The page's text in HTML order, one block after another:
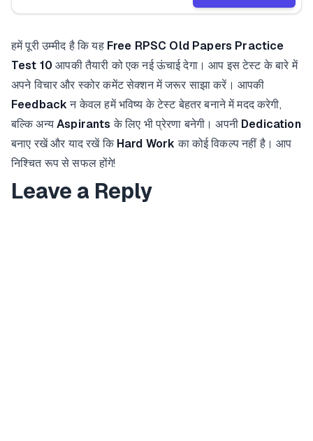
हमें पूरी उम्मीद है कि यह Free RPSC Old Papers Practice
Test 10 आपकी तैयारी को एक नई ऊंचाई देगा। आप इस टेस्ट के बारे में
अपने विचार और स्कोर कमेंट सेक्शन में जरूर साझा करें। आपकी
Feedback न केवल हमें भविष्य के टेस्ट बेहतर बनाने में मदद करेगी,
बल्कि अन्यAspirants के लिए भी प्रेरणा बनेगी। अपनी Dedication
बनाए रखें और याद रखें कि Hard Work का कोई विकल्प नहीं है। आप
निश्चित रूप से सफल होंगे!
Leave a Reply